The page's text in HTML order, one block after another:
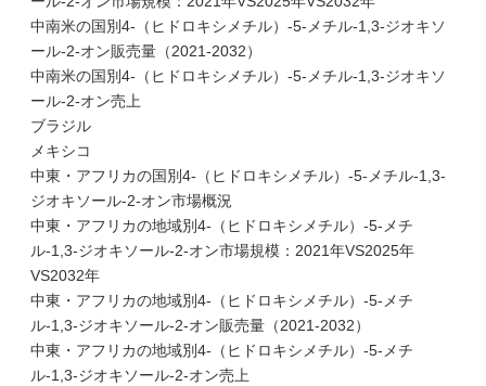
中南米の国別4-（ヒドロキシメチル）-5-メチル-1,3-ジオキソ
ール-2-オン販売量（2021-2032）
中南米の国別4-（ヒドロキシメチル）-5-メチル-1,3-ジオキソ
ール-2-オン売上
ブラジル
メキシコ
中東・アフリカの国別4-（ヒドロキシメチル）-5-メチル-1,3-
ジオキソール-2-オン市場概況
中東・アフリカの地域別4-（ヒドロキシメチル）-5-メチ
ル-1,3-ジオキソール-2-オン市場規模：2021年VS2025年
VS2032年
中東・アフリカの地域別4-（ヒドロキシメチル）-5-メチ
ル-1,3-ジオキソール-2-オン販売量（2021-2032）
中東・アフリカの地域別4-（ヒドロキシメチル）-5-メチ
ル-1,3-ジオキソール-2-オン売上